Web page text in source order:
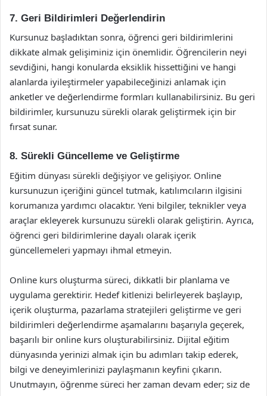
7. Geri Bildirimleri Değerlendirin
Kursunuz başladıktan sonra, öğrenci geri bildirimlerini
dikkate almak gelişiminiz için önemlidir. Öğrencilerin neyi
sevdiğini, hangi konularda eksiklik hissettiğini ve hangi
alanlarda iyileştirmeler yapabileceğinizi anlamak için
anketler ve değerlendirme formları kullanabilirsiniz. Bu geri
bildirimler, kursunuzu sürekli olarak geliştirmek için bir
fırsat sunar.
8. Sürekli Güncelleme ve Geliştirme
Eğitim dünyası sürekli değişiyor ve gelişiyor. Online
kursunuzun içeriğini güncel tutmak, katılımcıların ilgisini
korumanıza yardımcı olacaktır. Yeni bilgiler, teknikler veya
araçlar ekleyerek kursunuzu sürekli olarak geliştirin. Ayrıca,
öğrenci geri bildirimlerine dayalı olarak içerik
güncellemeleri yapmayı ihmal etmeyin.
Online kurs oluşturma süreci, dikkatli bir planlama ve
uygulama gerektirir. Hedef kitlenizi belirleyerek başlayıp,
içerik oluşturma, pazarlama stratejileri geliştirme ve geri
bildirimleri değerlendirme aşamalarını başarıyla geçerek,
başarılı bir online kurs oluşturabilirsiniz. Dijital eğitim
dünyasında yerinizi almak için bu adımları takip ederek,
bilgi ve deneyimlerinizi paylaşmanın keyfini çıkarın.
Unutmayın, öğrenme süreci her zaman devam eder; siz de